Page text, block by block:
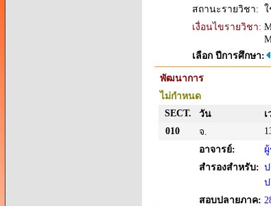
สถานะรายวิชา:
เงื่อนไขรายวิชา:
เลือก ปีการศึกษา:
พัฒนาการ
ไม่กำหนด
SECT.
วัน
010
จ.
อาจารย์:
สำรองสำหรับ:
สอบปลายภาค: